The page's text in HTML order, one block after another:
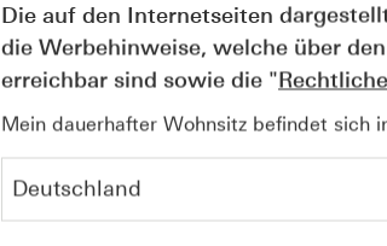
AUGUST
07
Die auf den Internetseiten
die Werbehinweise, welche über
erreichbar sind sowie die "
Mein dauerhafter Wohnsitz befindet sich